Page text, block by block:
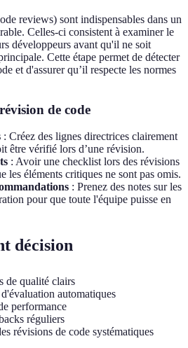
reviews) sont indispensables dans un
Celles-ci consistent à examiner le
développeurs avant qu'il ne soit
Cette étape permet de détecter
et d'assurer qu’il respecte les normes
de code
: Créez des lignes directrices clairement
être vérifié lors d’une révision.
: Avoir une checklist lors des révisions
les éléments critiques ne sont pas omis.
: Prenez des notes sur les
pour que toute l'équipe puisse en
décision
de qualité clairs
automatiques
performance
réguliers
révisions de code systématiques